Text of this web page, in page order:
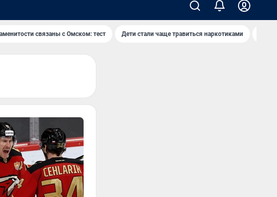
связаны с Омском: тест Дети стали чаще травиться наркотиками